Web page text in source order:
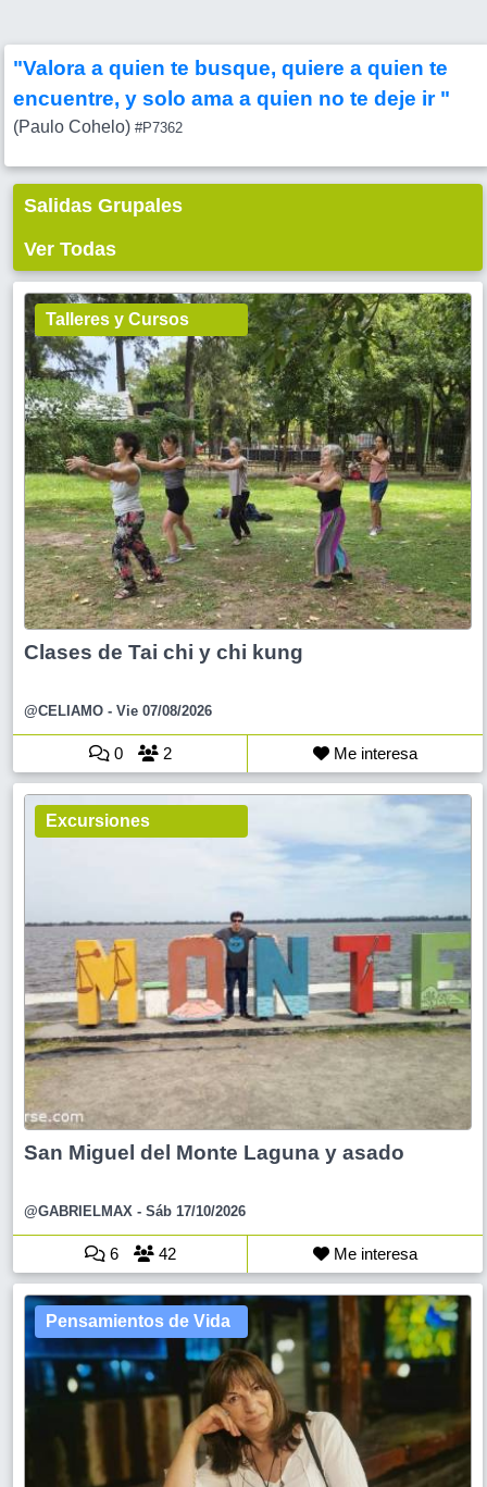
"Valora a quien te busque, quiere a quien te
encuentre, y solo ama a quien no te deje ir "
(Paulo Cohelo) #P7362
Salidas Grupales
Ver Todas
Talleres y Cursos
Clases de Tai chi y chi kung
@CELIAMO - Vie 07/08/2026
0 2 Me interesa
Excursiones
San Miguel del Monte Laguna y asado
@GABRIELMAX - Sáb 17/10/2026
6 42 Me interesa
Pensamientos de Vida